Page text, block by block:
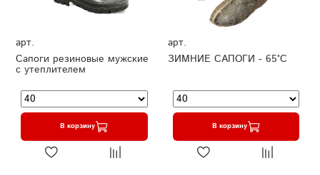
арт.
Сапоги резиновые мужские
с утеплителем
В корзину
арт.
ЗИМНИЕ САПОГИ - 65°C
В корзину